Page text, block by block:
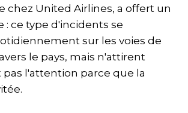
chez United Airlines, a offert un
: ce type d'incidents se
sur les voies de
le pays, mais n'attirent
l'attention parce que la